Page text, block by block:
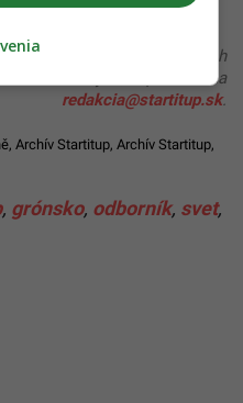
správy a aktuality
V prípade, že máš postreh
v článku chybu, napíš nám na
redakcia@startitup.sk.
, Archív Startitup, Archív Startitup,
, grónsko, odborník, svet,